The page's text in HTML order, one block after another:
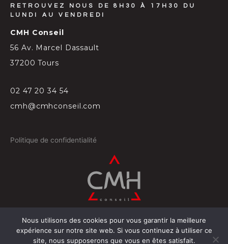
RETROUVEZ NOUS DE 8H30 À 17H30 DU
LUNDI AU VENDREDI
CMH Conseil
56 Av. Marcel Dassault
37200 Tours
02 47 20 34 54
cmh@cmhconseil.com
Politique de confidentialité
© 2026 Conçu par Projectil-Sogepress à Tours
Nous utilisons des cookies pour vous garantir la meilleure
expérience sur notre site web. Si vous continuez à utiliser ce
site, nous supposerons que vous en êtes satisfait.